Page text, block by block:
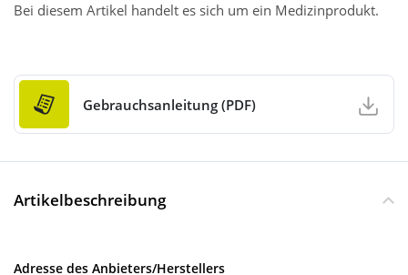
Bei diesem Artikel handelt es sich um ein Medizinprodukt.
Gebrauchsanleitung (PDF)
Artikelbeschreibung
Adresse des Anbieters/Herstellers